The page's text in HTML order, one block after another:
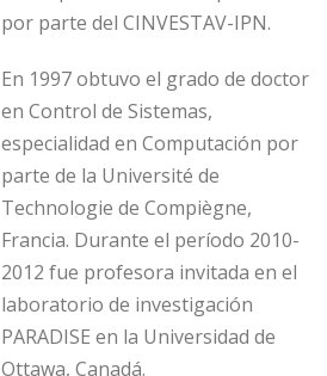
por parte del CINVESTAV-IPN.
En 1997 obtuvo el grado de doctor
en Control de Sistemas,
especialidad en Computación por
parte de la Université de
Technologie de Compiègne,
Francia. Durante el perí­odo 2010-
2012 fue profesora invitada en el
laboratorio de investigación
PARADISE en la Universidad de
Ottawa, Canadá.